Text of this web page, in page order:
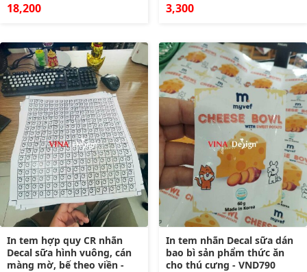
18,200 3,300
In tem hợp quy CR nhãn
Decal sữa hình vuông, cán
màng mờ, bế theo viền -
In tem nhãn Decal sữa dán
bao bì sản phẩm thức ăn
cho thú cưng - VND790